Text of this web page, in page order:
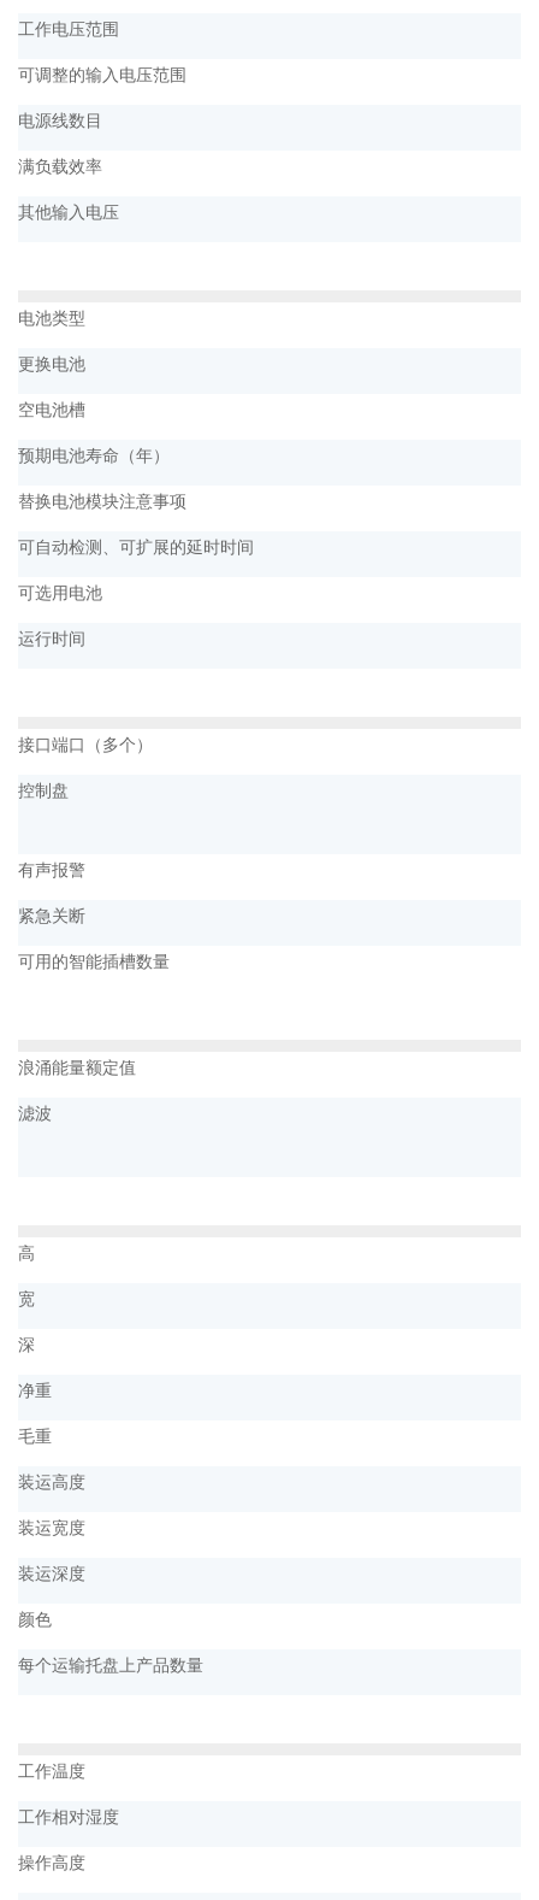
工作电压范围
可调整的输入电压范围
电源线数目
满负载效率
其他输入电压
电池类型
更换电池
空电池槽
预期电池寿命（年）
替换电池模块注意事项
可自动检测、可扩展的延时时间
可选用电池
运行时间
接口端口（多个）
控制盘
有声报警
紧急关断
可用的智能插槽数量
浪涌能量额定值
滤波
高
宽
深
净重
毛重
装运高度
装运宽度
装运深度
颜色
每个运输托盘上产品数量
工作温度
工作相对湿度
操作高度